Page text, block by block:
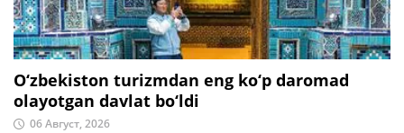
O‘zbekiston turizmdan eng ko‘p daromad
olayotgan davlat bo‘ldi
06 Август, 2026